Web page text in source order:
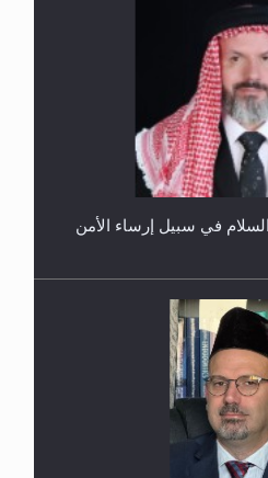
لثلاثة طلاب من مدرسة الحفظ
الأحمدية بنيجيريا لعام
في سبيل إرساء الأمن